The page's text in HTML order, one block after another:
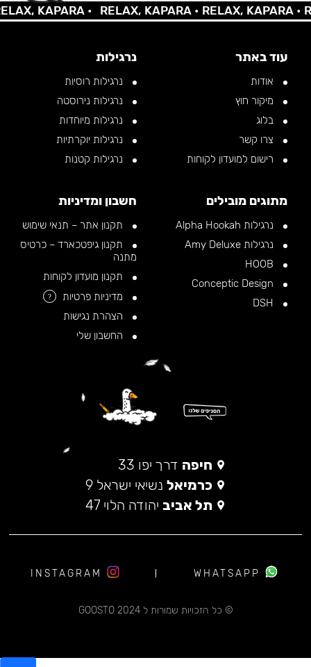
KAPARA • RELAX, KAPARA •RELAX, KAPARA •
עוד באתר
אודות
מיקור חוץ
בלוג
צרו קשר
רישום למועדון לקוחות
נרגילות
נרגילות רוסיות
נרגילות נירוסטה
נרגילות מיוחדות
נרגילות יוקרתיות
נרגילות קטנות
מתוגים מובילים
נרגילות Alpha Hookah
נרגילות Amy Deluxe
חשבון ומדיניות
תקנון אתר – תנאי שימוש
תקנון גיפטכארד – כרטיס
מתנה
תקנון מועדון לקוחות
מדיניות פרטיות
?
הצהרת נגישות
החשבון שלי
חיפה דרך יפו 33
כרמיאל נשיאי ישראל 9
תל אביב יהודה הלוי 47
© כל הזכויות שמורות ל 2024 GOOSTO
WHATSAPP
INSTAGRAM